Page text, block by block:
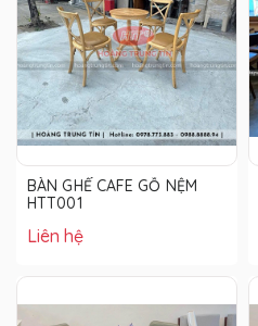
BÀN GHẾ CAFE GỖ NỆM
HTT001
Liên hệ